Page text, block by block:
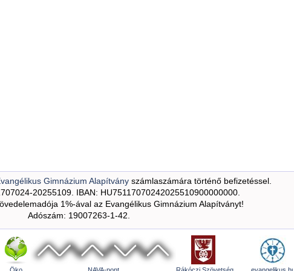
Gimnázium Alapítványszámlaszámára történő befizetéssel.
20255109. IBAN: HU75117070242025510900000000.
1%-ával az Evangélikus Gimnázium Alapítványt!
Adószám: 19007263-1-42.